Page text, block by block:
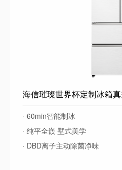
· 60min智能制冰
· 纯平全嵌 墅式美学
· DBD离子主动除菌净味